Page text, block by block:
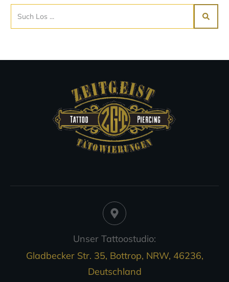
Unser Tattoostudio:
Gladbecker Str. 35, Bottrop, NRW, 46236,
Deutschland